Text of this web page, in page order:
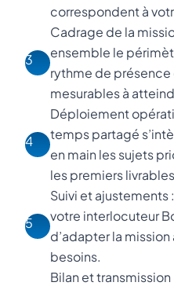
correspondent à
3
Cadrage de la
ensemble le
rythme de
mesurables à
4
Déploiement
temps partagé
en main les sujets
les premiers
5
Suivi et ajustements
votre interlocuteur
d’adapter la mission
besoins.
Bilan et